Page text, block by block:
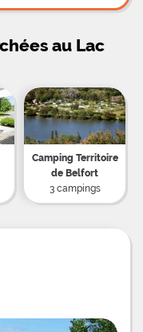
au Lac
Camping Territoire
de Belfort
3 campings